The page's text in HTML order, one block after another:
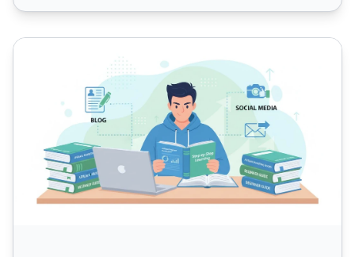
Quais Tópicos os Livros de Marketing de Afiliados